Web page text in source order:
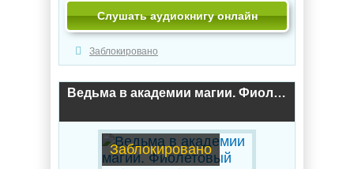
Слушать аудиокнигу онлайн
Заблокировано
Ведьма в академии магии. Фиолетовый рубин / Любовь Огненная (2)
Заблокировано